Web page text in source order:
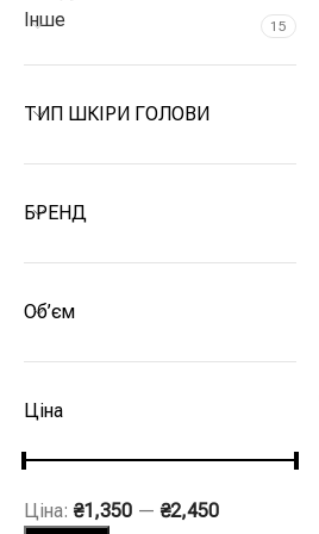
Інше 15
ТИП ШКІРИ ГОЛОВИ
БРЕНД
Об’єм
Ціна
Ціна: ₴1,350 — ₴2,450